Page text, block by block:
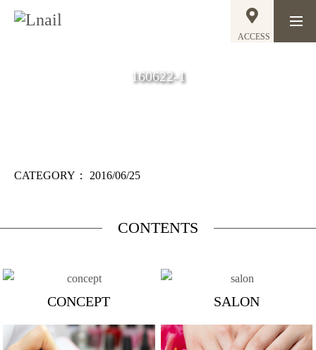
ACCESS
160622-1
CATEGORY： 2016/06/25
CONTENTS
CONCEPT SALON